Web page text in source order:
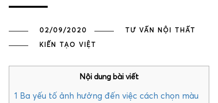
02/09/2020 TƯ VẤN NỘI THẤT
KIẾN TẠO VIỆT
Nội dung bài viết
1
Ba yếu tố ảnh hưởng đến việc cách chọn màu